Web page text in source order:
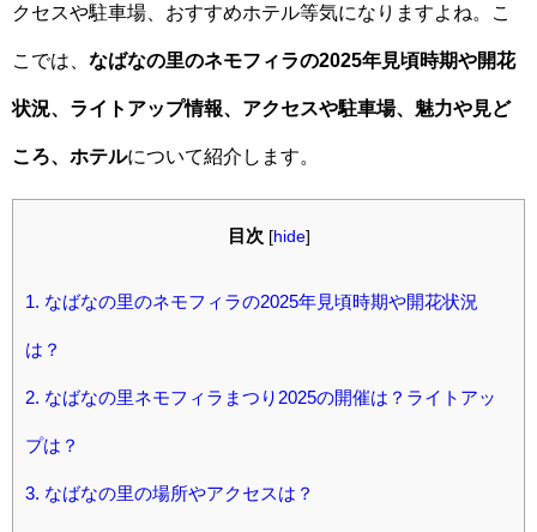
クセスや駐車場、おすすめホテル等気になりますよね。こ
こでは、 なばなの里のネモフィラの2025年見頃時期や開花
状況、ライトアップ情報、アクセスや駐車場、魅力や見ど
ころ、ホテルについて紹介します。
目次 [hide]
1. なばなの里のネモフィラの2025年見頃時期や開花状況
は？
2. なばなの里ネモフィラまつり2025の開催は？ライトアッ
プは？
3. なばなの里の場所やアクセスは？